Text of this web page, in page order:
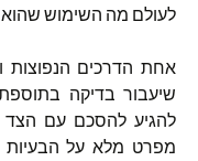
לעולם מה השימוש
אחת הדרכים הנפוצות
שיעבור בדיקה
להגיע להסכם עם
מפרט מלא על הבעיות